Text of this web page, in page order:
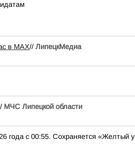
в МАХ// ЛипецкМедиа
МЧС Липецкой области
года с 00:55. Сохраняется «Желтый